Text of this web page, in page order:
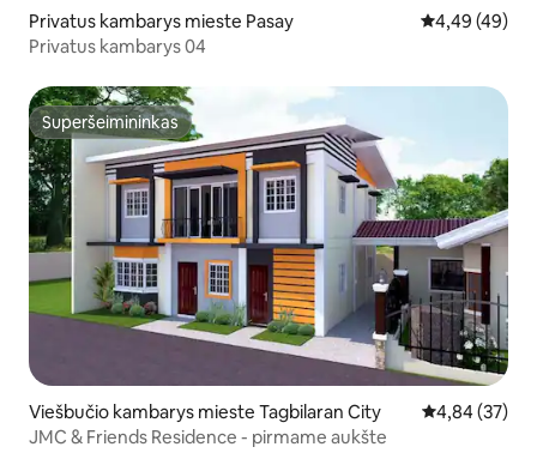
Privatus kambarys mieste Pasay Vidutinis
4,49 (49)
Privatus kambarys 04
Superšeimininkas
Superšeimininkas
Viešbučio kambarys mieste Tagbilaran City Vidutinis
4,84 (37)
JMC & Friends Residence - pirmame aukšte